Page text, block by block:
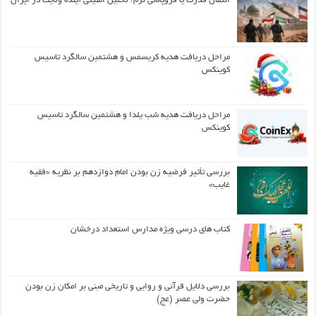
مراحل دریافت هدیه کریسمس و هشتمین سالگرد تاسیس
کوینکس
مراحل دریافت هدیه شب یلدا و هشتمین سالگرد تاسیس
کوینکس
بررسی تأثیر فرضیه زن بودن امام دوازدهم بر نظریه «فقیه
غایب»
کتاب های درسی ویژه مدارس استعداد درخشان
بررسی دلایل قرآنی و روایی و تاریخی مبنی بر امکان زن بودن
حضرت ولی عصر (عج)